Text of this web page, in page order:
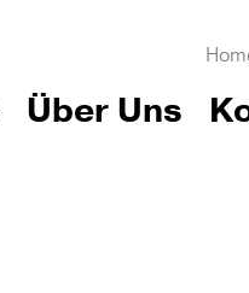
Über Uns